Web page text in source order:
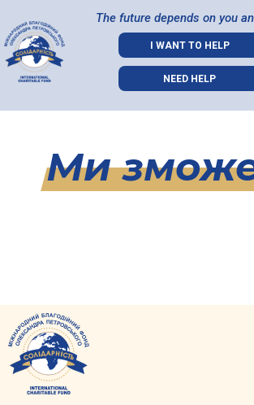
The future depends on you
I WANT TO HELP
NEED HELP
Ми